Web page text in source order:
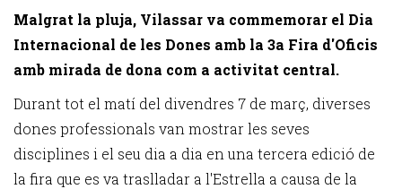
Malgrat la pluja, Vilassar va commemorar el Dia
Internacional de les Dones amb la 3a Fira d'Oficis
amb mirada de dona com a activitat central.
Durant tot el matí del divendres 7 de març, diverses
dones professionals van mostrar les seves
disciplines i el seu dia a dia en una tercera edició de
la fira que es va traslladar a l'Estrella a causa de la